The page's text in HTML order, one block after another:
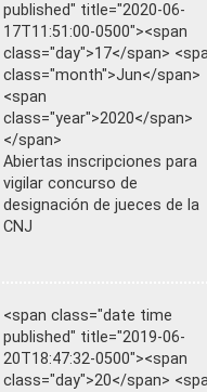
published" title="2020-06-
17T11:51:00-0500"><span
class="day">17</span>
class="month">Jun</span>
<span
class="year">2020</span>
</span>
Abiertas inscripciones para
vigilar concurso de
designación de jueces de la
CNJ
<span class="date time
published" title="2019-06-
20T18:47:32-0500"><span
class="day">20</span>